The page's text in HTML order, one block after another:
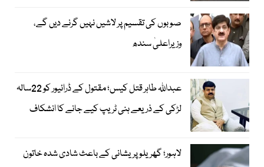
صوبوں کی تقسیم پر لاشیں نہیں گرنے دیں گے،
وزیراعلیٰ سندھ
عبداللہ طاہر قتل کیس؛ مقتول کے ڈرائیور کو 22سالہ
لڑکی کے ذریعے ہنی ٹریپ کیے جانے کا انشکاف
لاہور؛ گھریلو پریشانی کے باعث شادی شدہ خاتون